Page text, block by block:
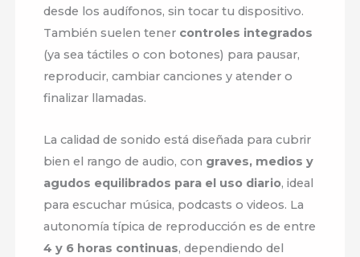
desde los audífonos, sin tocar tu dispositivo.
También suelen tener controles integrados
(ya sea táctiles o con botones) para pausar,
reproducir, cambiar canciones y atender o
finalizar llamadas.
La calidad de sonido está diseñada para cubrir
bien el rango de audio, con graves, medios y
agudos equilibrados para el uso diario, ideal
para escuchar música, podcasts o videos. La
autonomía típica de reproducción es de entre
4 y 6 horas continuas, dependiendo del